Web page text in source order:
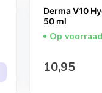
Derma V10
50 ml
Op voorraad
Normale
10,95